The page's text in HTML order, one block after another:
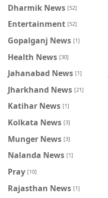
Dharmik News [52]
Entertainment [52]
Gopalganj News [1]
Health News [30]
Jahanabad News [1]
Jharkhand News [21]
Katihar News [1]
Kolkata News [3]
Munger News [3]
Nalanda News [1]
Pray [10]
Rajasthan News [1]